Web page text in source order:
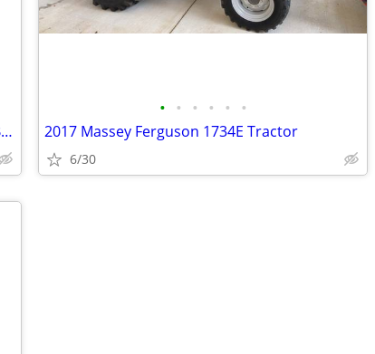
2024 John Deere 333G Tractor Loader with Blue Diamond Forestry Mulcher
• • • • • •
2017 Massey Ferguson 1734E Tractor
6/30